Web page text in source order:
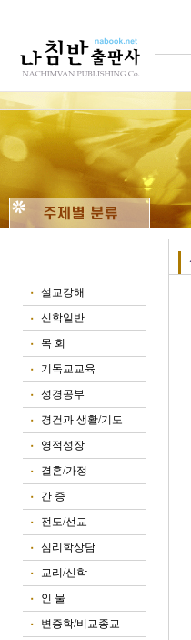
■ 설교강해
■ 신학일반
■ 목 회
■ 기독교교육
■ 성경공부
■ 경건과 생활/기도
■ 영적성장
■ 결혼/가정
■ 간 증
■ 전도/선교
■ 심리학상담
■ 교리/신학
■ 인 물
■ 변증학/비교종교